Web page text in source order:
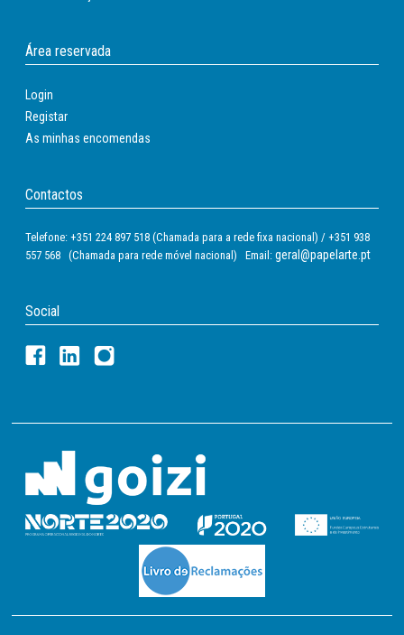
Área reservada
Login
Registar
As minhas encomendas
Contactos
Telefone: +351 224 897 518 (Chamada para a rede fixa nacional) / +351 938
557 568 (Chamada para rede móvel nacional) Email: geral@papelarte.pt
Social